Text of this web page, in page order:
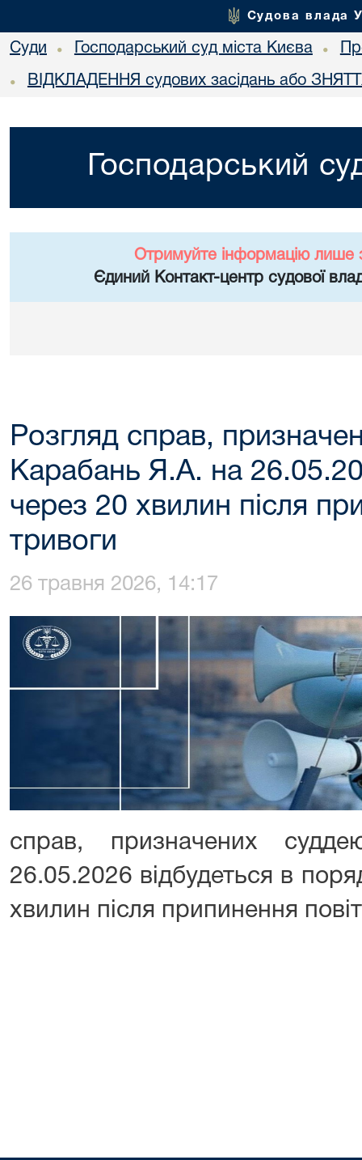
Судова влада
Суди • Господарський суд міста Києва •
• ВІДКЛАДЕННЯ судових засідань або
Господарський
Отримуйте інформацію лише
Єдиний Контакт-центр судової
Розгляд справ,
Карабань Я.А. на
через 20 хвилин після
тривоги
26 травня 2026, 14:17
справ, призначених
26.05.2026 відбудеться в
хвилин після припинення